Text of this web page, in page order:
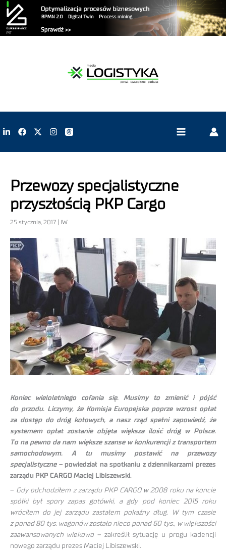
Przewozy specjalistyczne
przyszłością PKP Cargo
25 stycznia, 2017 | IW
Koniec wieloletniego cofania się. Musimy to zmienić i pójść
do przodu. Liczymy, że Komisja Europejska poprze wzrost opłat
za dostęp do dróg kołowych, a nasz rząd spełni zapowiedź, że
systemem opłat zostanie objęta większa ilość dróg w Polsce.
To na pewno da nam większe szanse w konkurencji z transportem
samochodowym. A tu musimy postawić na przewozy
specjalistyczne– powiedział na spotkaniu z dziennikarzami prezes
zarządu PKP CARGO Maciej Libiszewski.
– Gdy odchodziłem z zarządu PKP CARGO w 2008 roku na koncie
spółki był spory zapas gotówki, a gdy pod koniec 2015 roku
wróciłem do jej zarządu zastałem pokaźny dług. W tym czasie
z ponad 80 tys. wagonów zostało nieco ponad 60 tys., w większości
zaawansowanych wiekowo – zakreślił sytuację u progu kadencji
nowego zarządu prezes Maciej Libiszewski.